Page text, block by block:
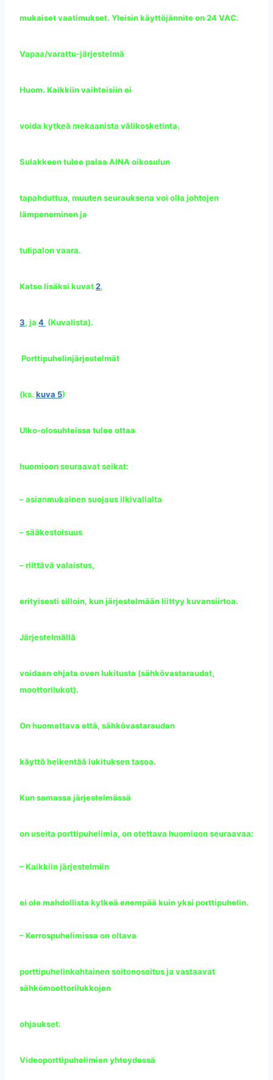
mukaiset vaatimukset. Yleisin käyttöjännite on 24 VAC.
Vapaa/varattu-järjestelmä
Huom. Kaikkiin vaihteisiin ei
voida kytkeä mekaanista välikosketinta.
Sulakkeen tulee palaa AINA oikosulun
tapahduttua, muuten seurauksena voi olla johtojen
lämpeneminen ja
tulipalon vaara.
Katso lisäksi kuvat2,
3, ja 4 (Kuvalista).
Porttipuhelinjärjestelmät
(ks. kuva 5)
Ulko-olosuhteissa tulee ottaa
huomioon seuraavat seikat:
– asianmukainen suojaus ilkivallalta
– sääkestoisuus
– riittävä valaistus,
erityisesti silloin, kun järjestelmään liittyy kuvansiirtoa.
Järjestelmällä
voidaan ohjata oven lukitusta (sähkövastaraudat,
moottorilukot).
On huomattava että, sähkövastaraudan
käyttö heikentää lukituksen tasoa.
Kun samassa järjestelmässä
on useita porttipuhelimia, on otettava huomioon seuraavaa:
– Kaikkiin järjestelmiin
ei ole mahdollista kytkeä enempää kuin yksi porttipuhelin.
– Kerrospuhelimissa on oltava
porttipuhelinkohtainen soitonosoitus ja vastaavat
sähkömoottorilukkojen
ohjaukset.
Videoporttipuhelimien yhteydessä